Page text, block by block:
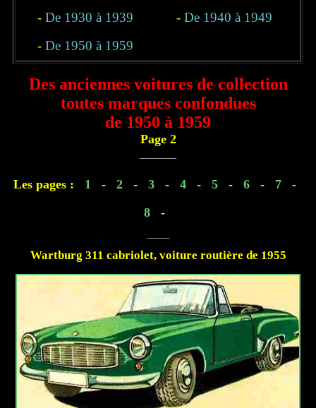
-De 1930 à 1939 -De 1940 à 1949
-De 1950 à 1959
Des anciennes voitures de collection
toutes marques confondues
de 1950 à 1959
Page 2
Les pages : 1 - 2- 3- 4- 5- 6- 7-
8 -
Wartburg 311 cabriolet, voiture routière de 1955